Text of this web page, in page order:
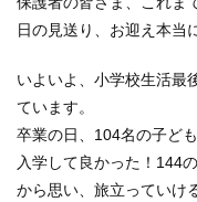
日の見送り、お迎え本当
いよいよ、小学校生活最
ています。
卒業の日、104名の子ど
入学して良かった！144
から思い、旅立っていけ